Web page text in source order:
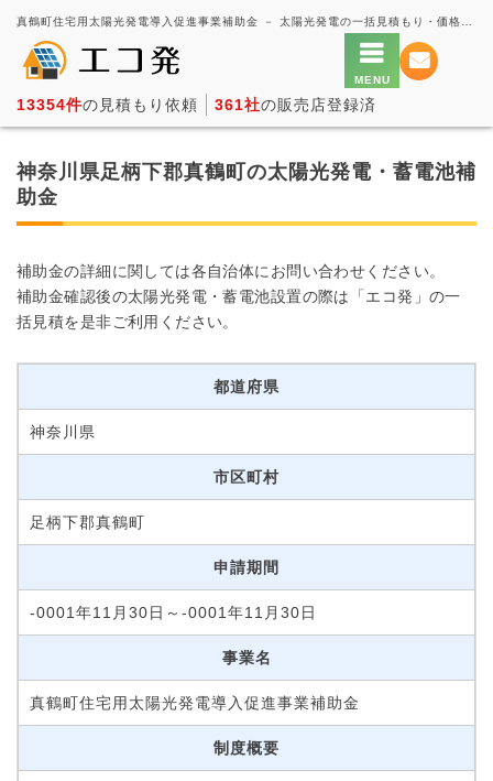
13354件の見積もり依頼 361社の販売店登録済
神奈川県足柄下郡真鶴町の太陽光発電・蓄電池補
助金
補助金の詳細に関しては各自治体にお問い合わせください。
補助金確認後の太陽光発電・蓄電池設置の際は「エコ発」の一
括見積を是非ご利用ください。
都道府県
神奈川県
市区町村
足柄下郡真鶴町
申請期間
-0001年11月30日～-0001年11月30日
事業名
真鶴町住宅用太陽光発電導入促進事業補助金
制度概要